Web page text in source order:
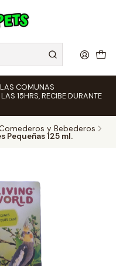
COMUNAS
15HRS, RECIBE DURANTE
y Bebederos
Pequeñas 125 ml.